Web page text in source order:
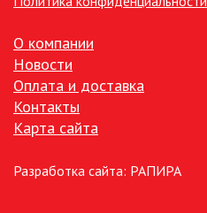
О компании
Новости
Оплата и доставка
Контакты
Карта сайта
Разработка сайта: РАПИРА